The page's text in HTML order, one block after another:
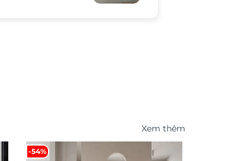
Xem thêm
-54%